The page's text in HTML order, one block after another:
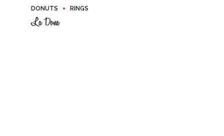
DONUTS RINGS
La Dona